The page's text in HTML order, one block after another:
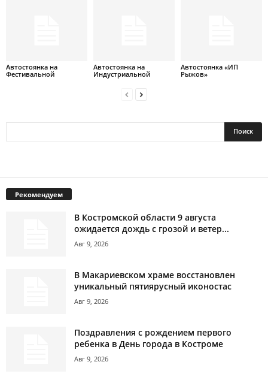
Автостоянка на
Фестивальной
Автостоянка на
Индустриальной
Автостоянка «ИП
Рыжов»
Рекомендуем
В Костромской области 9 августа
ожидается дождь с грозой и ветер...
Авг 9, 2026
В Макариевском храме восстановлен
уникальный пятиярусный иконостас
Авг 9, 2026
Поздравления с рождением первого
ребенка в День города в Костроме
Авг 9, 2026